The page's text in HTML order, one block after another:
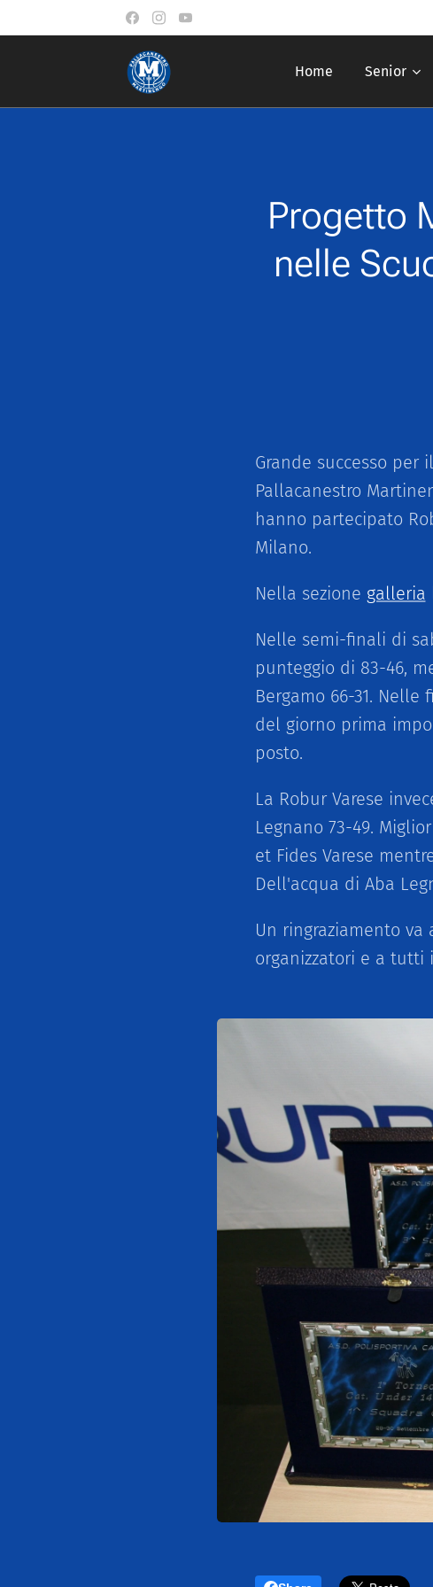
Home Senior
Progetto
nelle
Grande successo
Pallacanestro
hanno partecipato
Milano.
Nella sezione galleria
Nelle semi-finali di
punteggio di 83-46,
Bergamo 66-31.
del giorno prima
posto.
La Robur Varese
Legnano 73-49.
et Fides Varese
Dell'acqua di Aba
Un ringraziamento
organizzatori e a tutti